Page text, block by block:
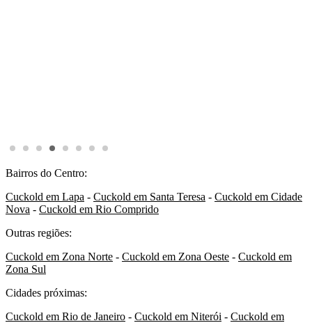
Bairros do Centro:
Cuckold em Lapa - Cuckold em Santa Teresa - Cuckold em Cidade
Nova - Cuckold em Rio Comprido
Outras regiões:
Cuckold em Zona Norte - Cuckold em Zona Oeste - Cuckold em
Zona Sul
Cidades próximas:
Cuckold em Rio de Janeiro - Cuckold em Niterói - Cuckold em